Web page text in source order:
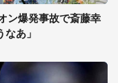
ン爆発事故で斎藤幸
あ」